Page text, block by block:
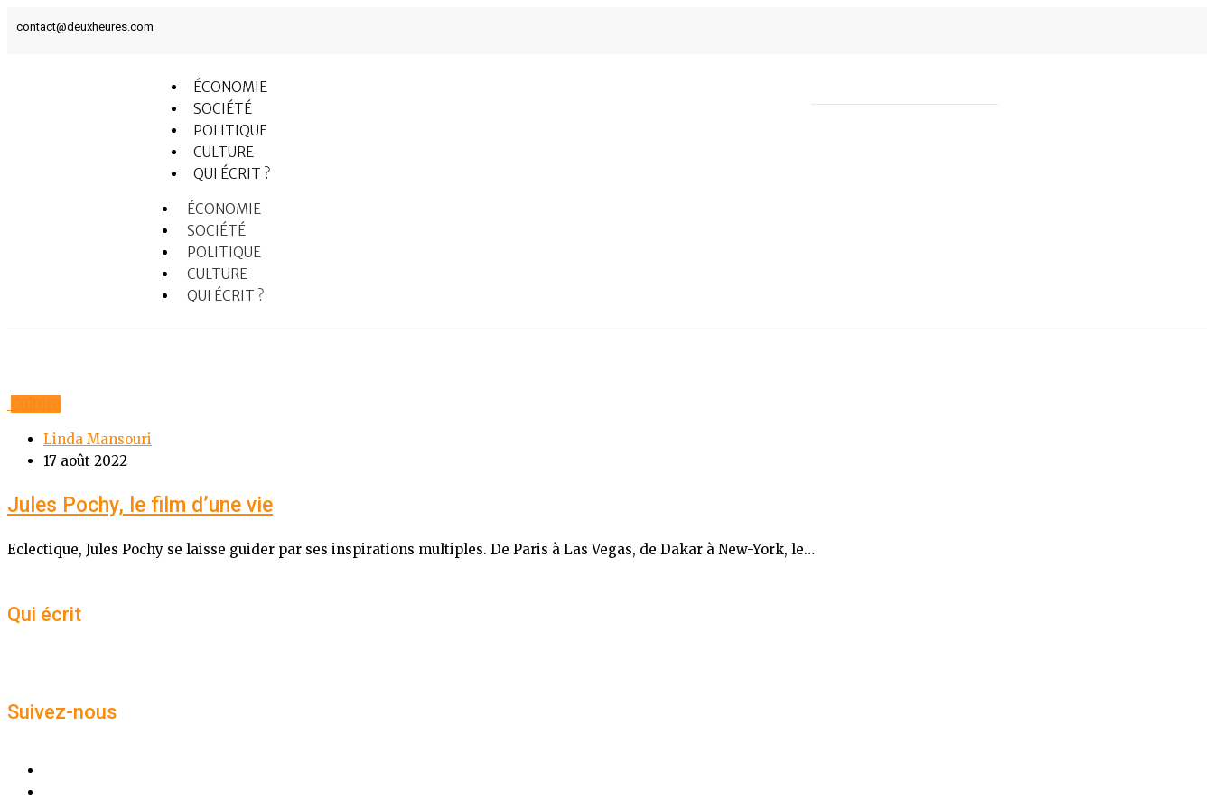
contact@deuxheures.com
ÉCONOMIE
SOCIÉTÉ
POLITIQUE
CULTURE
QUI ÉCRIT ?
ÉCONOMIE
SOCIÉTÉ
POLITIQUE
CULTURE
QUI ÉCRIT ?
Culture
Linda Mansouri
17 août 2022
Jules Pochy, le film d’une vie
Eclectique, Jules Pochy se laisse guider par ses inspirations multiples. De Paris à Las Vegas, de Dakar à New-York, le…
Qui écrit
Suivez-nous